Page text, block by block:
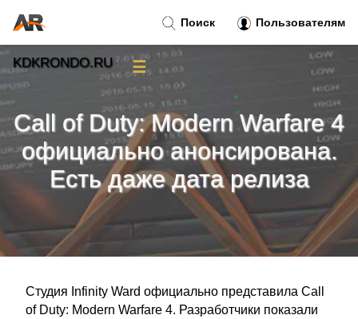
Call of Duty: Modern Warfare 4
официально анонсирована.
Есть даже дата релиза
Студия Infinity Ward официально представила Call
of Duty: Modern Warfare 4. Разработчики показали
Поиск Пользователям
KDKRONDO.RU ☰
Тренды новостей»
Рубрики»
Правила»